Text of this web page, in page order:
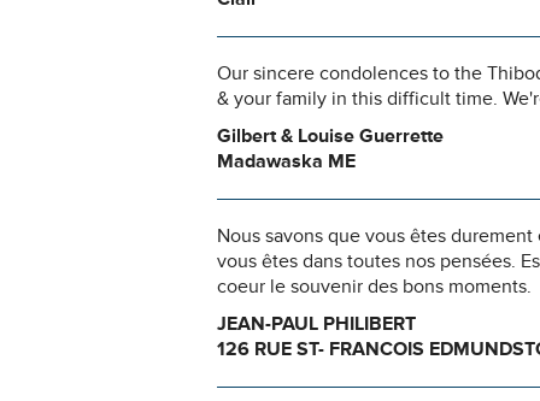
Our sincere condolences to the
& your family in this difficult time.
Gilbert & Louise Guerrette
Madawaska ME
Nous savons que vous êtes
vous êtes dans toutes nos pensées.
coeur le souvenir des bons moments.
JEAN-PAUL PHILIBERT
126 RUE ST- FRANCOIS